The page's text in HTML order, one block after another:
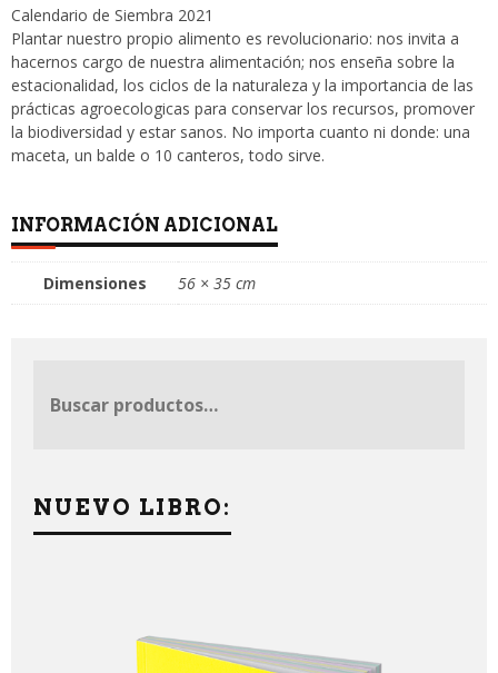
Calendario de Siembra 2021
Plantar nuestro propio alimento es revolucionario: nos invita a
hacernos cargo de nuestra alimentación; nos enseña sobre la
estacionalidad, los ciclos de la naturaleza y la importancia de las
prácticas agroecologicas para conservar los recursos, promover
la biodiversidad y estar sanos. No importa cuanto ni donde: una
maceta, un balde o 10 canteros, todo sirve.
INFORMACIÓN ADICIONAL
Dimensiones 56 × 35 cm
NUEVO LIBRO: